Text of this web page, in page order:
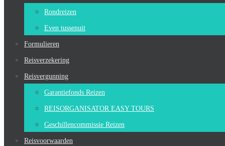
Rondreizen
Even tussenuit
Formulieren
Reisverzekering
Reisvergunning
Garantiefonds Reizen
REISORGANISATOR EASY TOURS
Geschillencommissie Reizen
Reisvoorwaarden